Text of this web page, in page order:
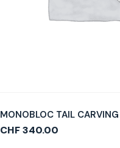
MONOBLOC TAIL CARVING
CHF340.00